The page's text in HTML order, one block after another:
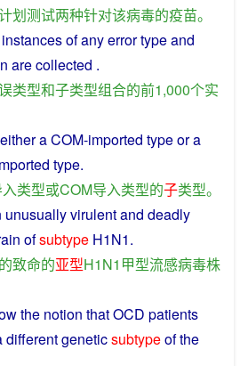
划测试两种针对该病毒的疫苗。
instancesofanyerrortypeand
arecollected .
类型和子类型组合的前1,000个实
aCOM-imported typeor a
type.
类型或COM导入类型的子类型。
unusually virulent and deadly
ofsubtype H1N1.
的致命的亚型H1N1 甲型流感病毒株
the notion thatOCD patients
differentgeneticsubtypeofthe